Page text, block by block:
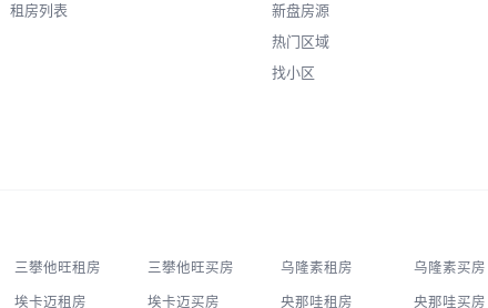
租房列表
新盘房源
热门区域
找小区
三攀他旺租房 三攀他旺买房 乌隆素租房 乌隆素买房
埃卡迈租房 埃卡迈买房 央那哇租房 央那哇买房